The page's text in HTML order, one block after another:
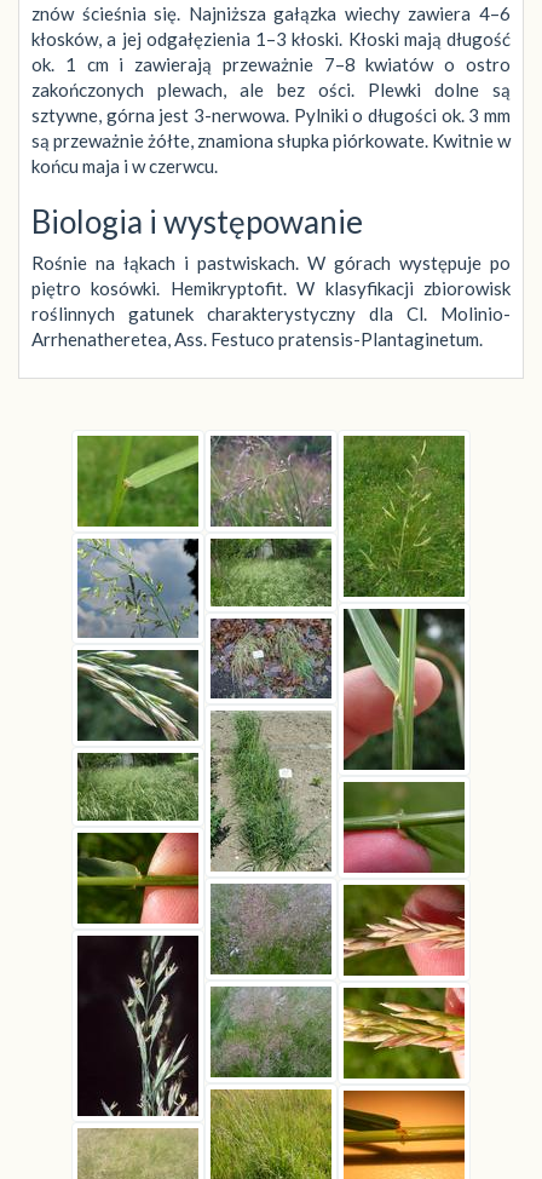
znów ścieśnia się. Najniższa gałązka wiechy zawiera 4–6
kłosków, a jej odgałęzienia 1–3 kłoski. Kłoski mają długość
ok. 1 cm i zawierają przeważnie 7–8 kwiatów o ostro
zakończonych plewach, ale bez ości. Plewki dolne są
sztywne, górna jest 3-nerwowa. Pylniki o długości ok. 3 mm
są przeważnie żółte, znamiona słupka piórkowate. Kwitnie w
końcu maja i w czerwcu.
Biologia i występowanie
Rośnie na łąkach i pastwiskach. W górach występuje po
piętro kosówki. Hemikryptofit. W klasyfikacji zbiorowisk
roślinnych gatunek charakterystyczny dla Cl. Molinio-
Arrhenatheretea, Ass. Festuco pratensis-Plantaginetum.